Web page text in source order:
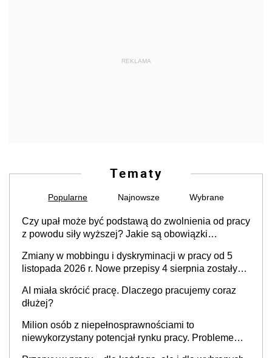
REKLAMA
Tematy
Popularne Najnowsze Wybrane
Czy upał może być podstawą do zwolnienia od pracy
z powodu siły wyższej? Jakie są obowiązki
Zmiany w mobbingu i dyskryminacji w pracy od 5
listopada 2026 r. Nowe przepisy 4 sierpnia zostały
AI miała skrócić pracę. Dlaczego pracujemy coraz
dłużej?
Milion osób z niepełnosprawnościami to
niewykorzystany potencjał rynku pracy. Problemem